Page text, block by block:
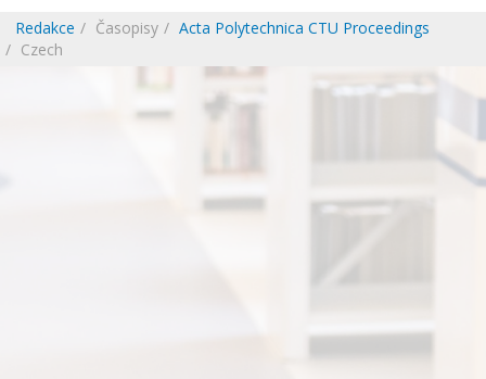
Redakce Časopisy
Acta Polytechnica CTU Proceedings
Czech